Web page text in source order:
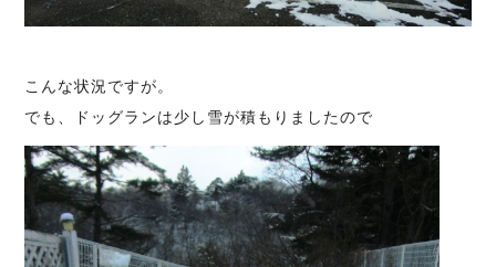
こんな状況ですが。
でも、ドッグランは少し雪が積もりましたので